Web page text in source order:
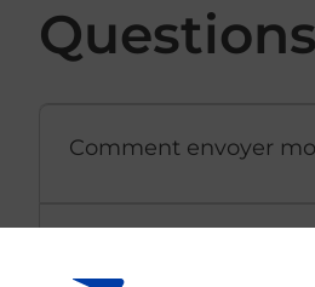
Comment envoyer